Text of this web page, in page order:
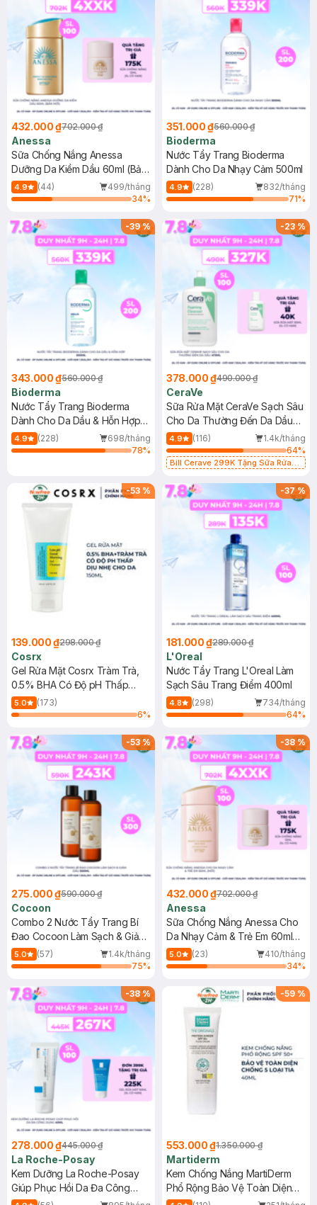
432.000 ₫702.000 ₫
Anessa
Sữa Chống Nắng Anessa
Dưỡng Da Kiềm Dầu 60ml (Bản
Mới)
4.9 (44)
499/tháng
34%
351.000 ₫560.000 ₫
Bioderma
Nước Tẩy Trang Bioderma
Dành Cho Da Nhạy Cảm 500ml
4.9 (228)
832/tháng
71%
-39%
343.000 ₫560.000 ₫
Bioderma
Nước Tẩy Trang Bioderma
Dành Cho Da Dầu & Hỗn Hợp
500ml
4.9 (228)
698/tháng
78%
-23%
378.000 ₫490.000 ₫
CeraVe
Sữa Rửa Mặt CeraVe Sạch Sâu
Cho Da Thường Đến Da Dầu
473ml
4.9 (116)
1.4k/tháng
64%
Bill Cerave 299K Tặng Sữa Rửa
-53 %
139.000 ₫298.000 ₫
Cosrx
Gel Rửa Mặt Cosrx Tràm Trà,
0.5% BHA Có Độ pH Thấp
150ml
5.0
(173)
6%
-37%
181.000 ₫289.000 ₫
L'Oreal
Nước Tẩy Trang L'Oreal Làm
Sạch Sâu Trang Điểm 400ml
4.8 (298)
734/tháng
64%
-53%
275.000 ₫590.000 ₫
Cocoon
Combo 2 Nước Tẩy Trang Bí
Đao Cocoon Làm Sạch & Giảm
Dầu 500ml
5.0 (57)
1.4k/tháng
75%
-38%
432.000 ₫702.000 ₫
Anessa
Sữa Chống Nắng Anessa Cho
Da Nhạy Cảm & Trẻ Em 60ml
(Mới)
5.0 (23)
410/tháng
34%
-38%
278.000 ₫445.000 ₫
La Roche-Posay
Kem Dưỡng La Roche-Posay
Giúp Phục Hồi Da Đa Công
Dụng 40ml
-59 %
553.000 ₫1.350.000 ₫
Martiderm
Kem Chống Nắng MartiDerm
Phổ Rộng Bảo Vệ Toàn Diện
40ml